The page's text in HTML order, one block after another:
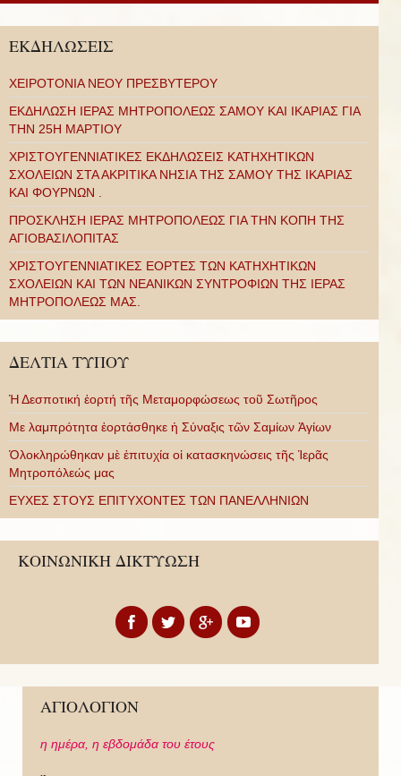
ΕΚΔΗΛΩΣΕΙΣ
ΧΕΙΡΟΤΟΝΙΑ ΝΕΟΥ ΠΡΕΣΒΥΤΕΡΟΥ
ΕΚΔΗΛΩΣΗ ΙΕΡΑΣ ΜΗΤΡΟΠΟΛΕΩΣ ΣΑΜΟΥ ΚΑΙ ΙΚΑΡΙΑΣ ΓΙΑ
ΤΗΝ 25Η ΜΑΡΤΙΟΥ
ΧΡΙΣΤΟΥΓΕΝΝΙΑΤΙΚΕΣ ΕΚΔΗΛΩΣΕΙΣ ΚΑΤΗΧΗΤΙΚΩΝ
ΣΧΟΛΕΙΩΝ ΣΤΑ ΑΚΡΙΤΙΚΑ ΝΗΣΙΑ ΤΗΣ ΣΑΜΟΥ ΤΗΣ ΙΚΑΡΙΑΣ
ΚΑΙ ΦΟΥΡΝΩΝ .
ΠΡΟΣΚΛΗΣΗ ΙΕΡΑΣ ΜΗΤΡΟΠΟΛΕΩΣ ΓΙΑ ΤΗΝ ΚΟΠΗ ΤΗΣ
ΑΓΙΟΒΑΣΙΛΟΠΙΤΑΣ
ΧΡΙΣΤΟΥΓΕΝΝΙΑΤΙΚΕΣ ΕΟΡΤΕΣ ΤΩΝ ΚΑΤΗΧΗΤΙΚΩΝ
ΣΧΟΛΕΙΩΝ ΚΑΙ ΤΩΝ ΝΕΑΝΙΚΩΝ ΣΥΝΤΡΟΦΙΩΝ ΤΗΣ ΙΕΡΑΣ
ΜΗΤΡΟΠΟΛΕΩΣ ΜΑΣ.
ΔΕΛΤΙΑ ΤΥΠΟΥ
Ἡ Δεσποτική ἑορτή τῆς Μεταμορφώσεως τοῦ Σωτῆρος
Με λαμπρότητα ἑορτάσθηκε ἡ Σύναξις τῶν Σαμίων Ἁγίων
Ὁλοκληρώθηκαν μὲ ἐπιτυχία οἱ κατασκηνώσεις τῆς Ἱερᾶς
Μητροπόλεώς μας
ΕΥΧΕΣ ΣΤΟΥΣ ΕΠΙΤΥΧΟΝΤΕΣ ΤΩΝ ΠΑΝΕΛΛΗΝΙΩΝ
ΚΟΙΝΩΝΙΚΗ ΔΙΚΤΥΩΣΗ
ΑΓΙΟΛΟΓΙΟΝ
η ημέρα, η εβδομάδα του έτους